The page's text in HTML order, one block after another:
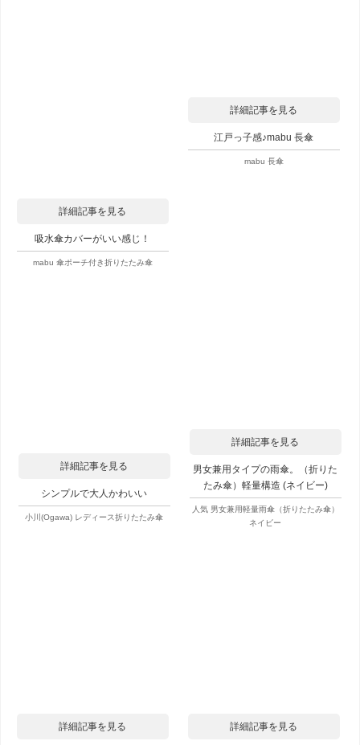
詳細記事を見る
吸水傘カバーがいい感じ！
mabu 傘ポーチ付き折りたたみ傘
詳細記事を見る
江戸っ子感♪mabu 長傘
mabu 長傘
詳細記事を見る
シンプルで大人かわいい
小川(Ogawa) レディース折りたたみ傘
詳細記事を見る
男女兼用タイプの雨傘。（折りた
たみ傘）軽量構造 (ネイビー)
人気 男女兼用軽量雨傘（折りたたみ傘）
ネイビー
詳細記事を見る 詳細記事を見る